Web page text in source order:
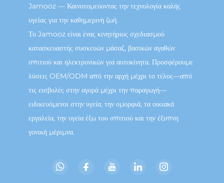
Jamooz — Καινοτομεύοντας την τεχνολογία καλής
υγείας για την καθημερινή ζωή.
Το Jamooz είναι ένας κινητήριος σχεδιασμού
κατασκευαστής συσκευών μάσαζ, βασικών αγαθών
σπιτιού και ηλεκτρονικών για αυτοκίνητα. Προσφέρουμε
λύσεις OEM/ODM από την αρχή μέχρι το τέλος—από
τις εισβολές στην αγορά μέχρι την παραγωγή—
ειδικευόμενοι στην υγεία, την ομορφιά, τα οικιακά
εργαλεία, την υγεία έξω του σπιτιού και την έξυπνη
γονική μέριμνα.